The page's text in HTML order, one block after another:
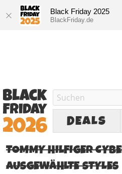
Black Friday 2025
BlackFriday.de
DEALS
TOMMY HILFIGER
AUSGEWÄHLTE STYLES